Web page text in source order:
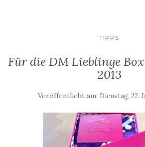
TIPPS
Für die DM Lieblinge
2013
Veröffentlicht am: Dienstag, 22.